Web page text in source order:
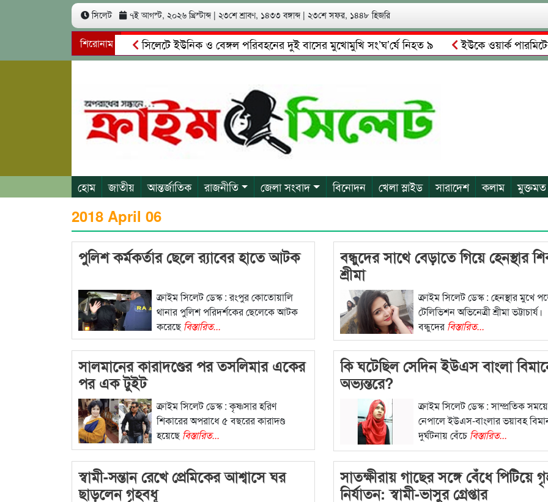
সিলেট ৭ই আগস্ট, ২০২৬ খ্রিস্টাব্দ | ২৩শে শ্রাবণ, ১৪৩৩ বঙ্গাব্দ | ২৩শে সফর, ১৪৪৮ হিজরি
শিরোনাম সিলেটে ইউনিক ও বেঙ্গল পরিবহনের দুই বাসের মুখোমুখি সং’ঘ’র্ষে নিহত ৯
ইউকে ওয়ার্ক পারমিটের
গোয়াইনঘাটে প্রেমের ফাঁদে তরুণী পাচার: মাদকাসক্ত রিমালকে গ্রেপ্তারের দাবি স্থানীয়দের
হোম জাতীয় আন্তর্জাতিক রাজনীতি জেলা সংবাদ বিনোদন খেলা স্লাইড সারাদেশ কলাম মুক্তমত
2018 April 06
পুলিশ কর্মকর্তার ছেলে র‌্যাবের হাতে আটক
ক্রাইম সিলেট ডেস্ক : রংপুর কোতোয়ালি
থানার পুলিশ পরিদর্শকের ছেলেকে আটক
করেছে বিস্তারিত...
বন্ধুদের সাথে বেড়াতে গিয়ে হেনস্থার
শ্রীমা
ক্রাইম সিলেট ডেস্ক : হেনস্থার মুখে
টেলিভিশন অভিনেত্রী শ্রীমা ভট্টাচার্য।
বন্ধুদের বিস্তারিত...
সালমানের কারাদণ্ডের পর তসলিমার একের
পর এক টুইট
ক্রাইম সিলেট ডেস্ক : কৃষ্ণসার হরিণ
শিকারের অপরাধে ৫ বছরের কারাদণ্ড
হয়েছে বিস্তারিত...
কি ঘটেছিল সেদিন ইউএস বাংলা
অভ্যন্তরে?
ক্রাইম সিলেট ডেস্ক : সাম্প্রতিক সময়ে
নেপালে ইউএস-বাংলার ভয়াবহ
দুর্ঘটনায় বেঁচে বিস্তারিত...
স্বামী-সন্তান রেখে প্রেমিকের আশ্বাসে ঘর
ছাড়লেন গৃহবধূ
সাতক্ষীরায় গাছের সঙ্গে বেঁধে পিটিয়ে
নির্যাতন: স্বামী-ভাসুর গ্রেপ্তার